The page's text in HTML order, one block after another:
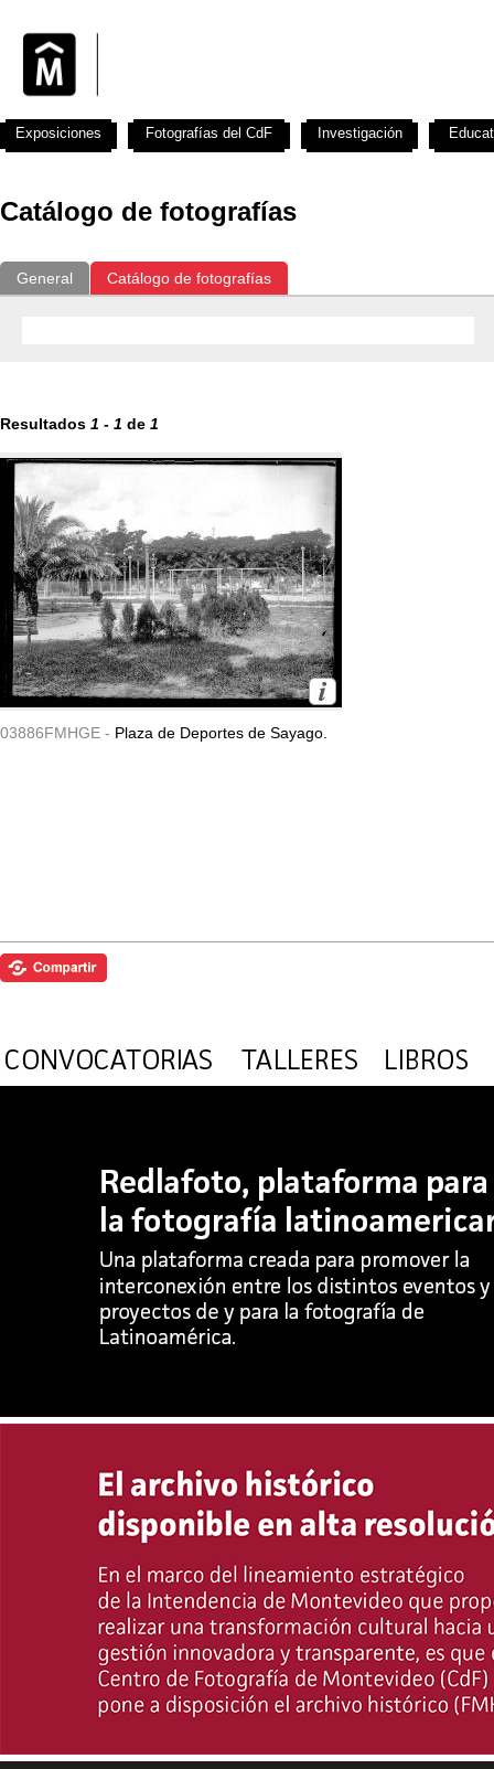
Catálogo de fotografías
General Catálogo de fotografías
Resultados 1 - 1 de 1
03886FMHGE - Plaza de Deportes de Sayago.
Exposiciones Fotografías del CdF Investigación